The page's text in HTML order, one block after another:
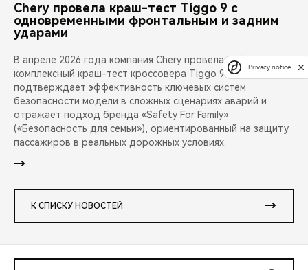
Chery провела краш-тест Tiggo 9 с
одновременными фронтальным и задним
ударами
В апреле 2026 года компания Chery провела публичный
комплексный краш-тест кроссовера Tiggo 9. Испытание
подтверждает эффективность ключевых систем
безопасности модели в сложных сценариях аварий и
отражает подход бренда «Safety For Family»
(«Безопасность для семьи»), ориентированный на защиту
пассажиров в реальных дорожных условиях.
К СПИСКУ НОВОСТЕЙ
Privacy notice